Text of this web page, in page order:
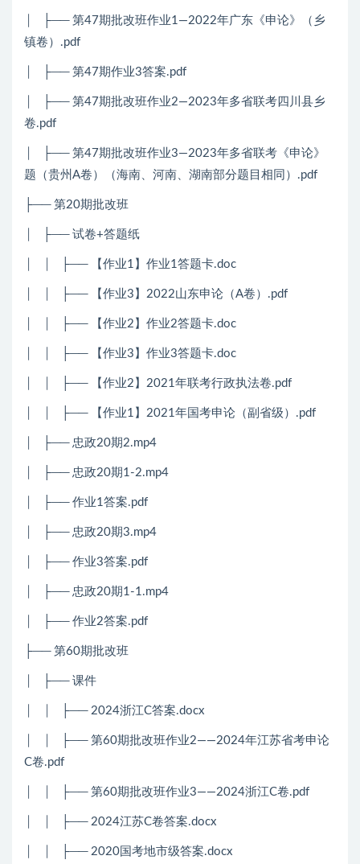
│ ├── 第47期批改班作业1—2022年广东《申论》（乡
镇卷）.pdf
│ ├── 第47期作业3答案.pdf
│ ├── 第47期批改班作业2—2023年多省联考四川县乡
卷.pdf
│ ├── 第47期批改班作业3—2023年多省联考《申论》
题（贵州A卷）（海南、河南、湖南部分题目相同）.pdf
├── 第20期批改班
│ ├── 试卷+答题纸
│ │ ├── 【作业1】作业1答题卡.doc
│ │ ├── 【作业3】2022山东申论（A卷）.pdf
│ │ ├── 【作业2】作业2答题卡.doc
│ │ ├── 【作业3】作业3答题卡.doc
│ │ ├── 【作业2】2021年联考行政执法卷.pdf
│ │ ├── 【作业1】2021年国考申论（副省级）.pdf
│ ├── 忠政20期2.mp4
│ ├── 忠政20期1-2.mp4
│ ├── 作业1答案.pdf
│ ├── 忠政20期3.mp4
│ ├── 作业3答案.pdf
│ ├── 忠政20期1-1.mp4
│ ├── 作业2答案.pdf
├── 第60期批改班
│ ├── 课件
│ │ ├── 2024浙江C答案.docx
│ │ ├── 第60期批改班作业2——2024年江苏省考申论
C卷.pdf
│ │ ├── 第60期批改班作业3——2024浙江C卷.pdf
│ │ ├── 2024江苏C卷答案.docx
│ │ ├── 2020国考地市级答案.docx